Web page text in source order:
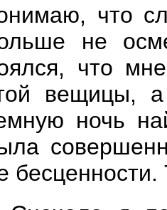
что
не
что
вещицы,
ночь
бесценности.